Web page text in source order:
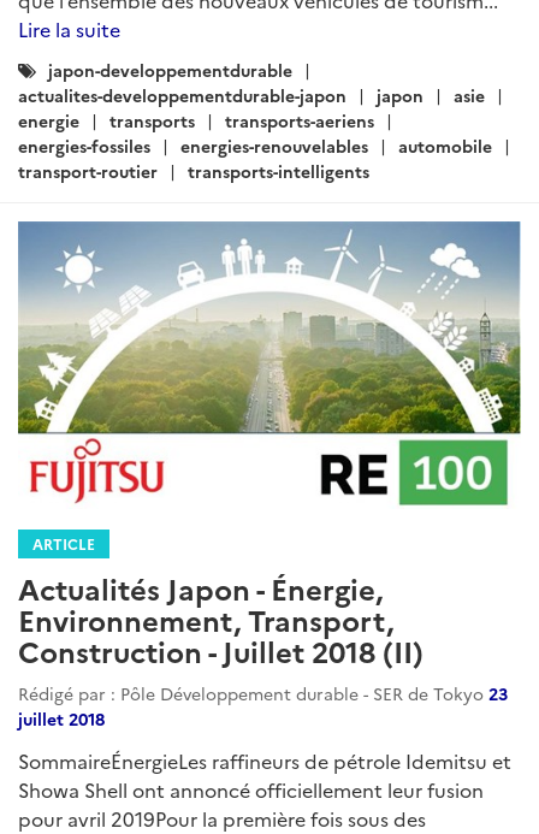
ARTICLE
Actualités Japon - Énergie,
Environnement, Transport,
Construction - Février 2019 (II)
Rédigé par : SER de Tokyo - Pôle Développement Durable
février 2019
Environnement & ClimatFocus : Interdiction des
pailles et couverts en plastique dans les cafétérias des
administrations centralesEt aussi : La collecte de métal
recyclé nécessaire à la fabrication des médailles
olympiques touche à sa fin / Déménagement de
productions japonaises implantées en Chine en raison
de normes environnementales strictes / Recyclage des
déchets d'huile de palme par une star...Lire la suite